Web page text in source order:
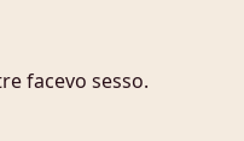
facevo sesso.